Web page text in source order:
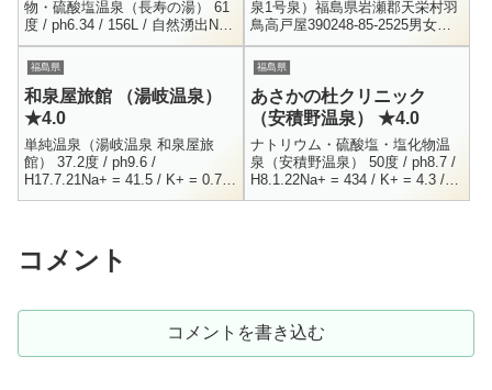
物・硫酸塩温泉（長寿の湯） 61
度 / ph6.34 / 156L / 自然湧出Na+
= 234 / K+ = 16.5 / Mg++ =
10.8...
泉1号泉）福島県岩瀬郡天栄村羽
鳥高戸屋390248-85-2525男女別
内湯・露天・壺湯・プールなど
1200円7:00 ～ 22:00道の駅・羽
鳥湖高原...
福島県
和泉屋旅館 （湯岐温泉）
★4.0
単純温泉（湯岐温泉 和泉屋旅
館） 37.2度 / ph9.6 /
H17.7.21Na+ = 41.5 / K+ = 0.7 /
Ca++ = 1.3 / Cl- = 5.0SO4...
福島県
あさかの杜クリニック
（安積野温泉） ★4.0
ナトリウム・硫酸塩・塩化物温
泉（安積野温泉） 50度 / ph8.7 /
H8.1.22Na+ = 434 / K+ = 4.3 /
Ca++ = 25.3 / F- = 5.5...
コメント
コメントを書き込む